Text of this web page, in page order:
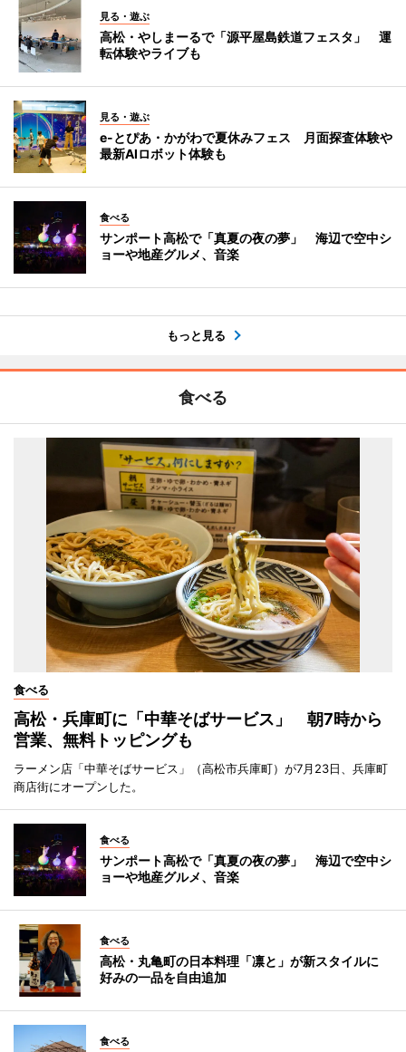
見る・遊ぶ
高松・やしまーるで「源平屋島鉄道フェスタ」 運
転体験やライブも
見る・遊ぶ
e-とぴあ・かがわで夏休みフェス 月面探査体験や
最新AIロボット体験も
食べる
サンポート高松で「真夏の夜の夢」 海辺で空中シ
ョーや地産グルメ、音楽
もっと見る
食べる
食べる
高松・兵庫町に「中華そばサービス」 朝7時から
営業、無料トッピングも
ラーメン店「中華そばサービス」（高松市兵庫町）が7月23日、兵庫町
商店街にオープンした。
食べる
サンポート高松で「真夏の夜の夢」 海辺で空中シ
ョーや地産グルメ、音楽
食べる
高松・丸亀町の日本料理「凛と」が新スタイルに
好みの一品を自由追加
食べる